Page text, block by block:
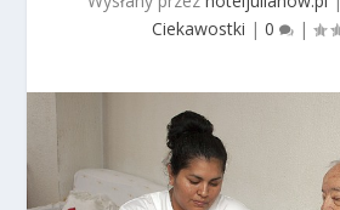
Ciekawostki | 0 |